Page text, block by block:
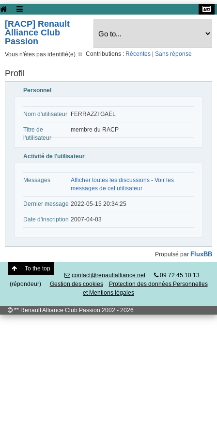
[RACP] Renault
Alliance Club
Passion
Vous n'êtes pas identifié(e). Contributions : Récentes Sans réponse
Profil
Personnel
Nom d'utilisateur FERRAZZI GAËL
Titre de
l'utilisateur
membre du RACP
Activité de l'utilisateur
Messages Afficher toutes les discussions- Voir les
messages de cet utilisateur
Dernier message 2022-05-15 20:34:25
Date d'inscription 2007-04-03
Propulsé par FluxBB
To the top
contact@renaultalliance.net
09.72.45.10.13
(répondeur) Gestion des cookies
Protection des données Personnelles
et Mentions légales
** Renault Alliance Club Passion 2002 - 2026